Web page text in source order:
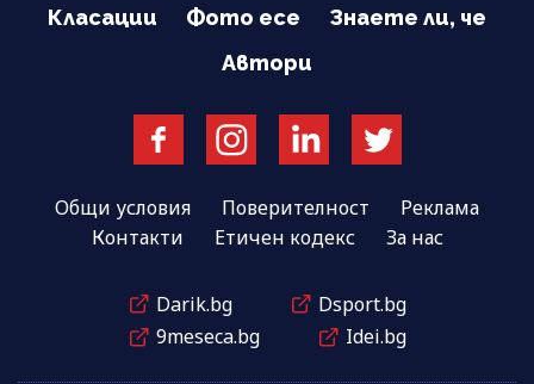
Класации
Фото есе
Знаете ли, че
Автори
Общи условия Поверителност
Реклама
Контакти
Етичен кодекс За нас
Darik.bg
Dsport.bg
9meseca.bg
Idei.bg